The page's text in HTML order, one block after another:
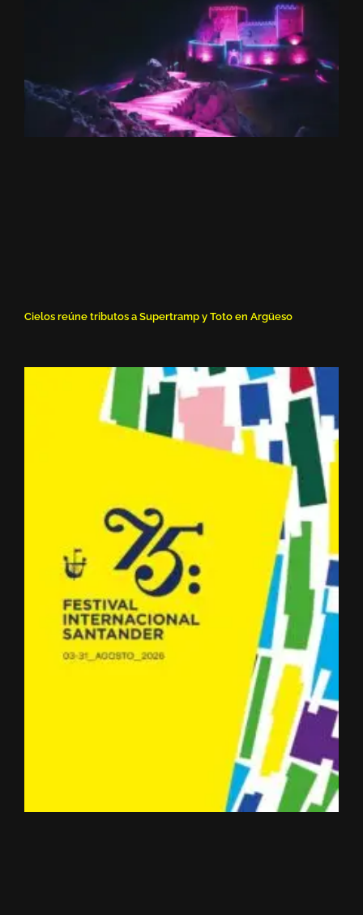
Cielos reúne tributos a Supertramp y Toto en Argüeso